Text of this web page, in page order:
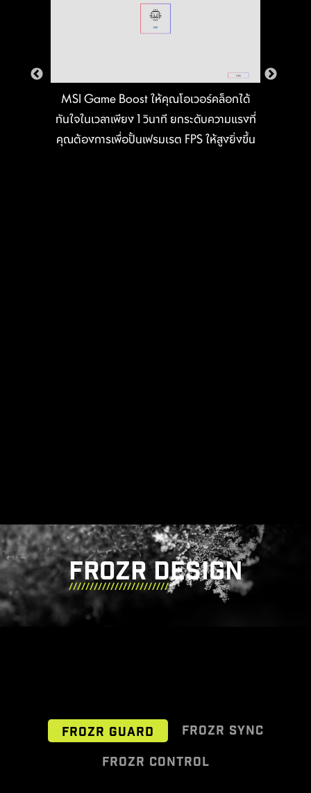
MSI Game Boost ให้คุณโอเวอร์คล็อกได้
ทันใจในเวลาเพียง 1 วินาที ยกระดับความแรงที่
คุณต้องการเพื่อปั้นเฟรมเรต FPS ให้สูงยิ่งขึ้น
FROZR DESIGN
FROZR GUARD
FROZR SYNC
FROZR CONTROL